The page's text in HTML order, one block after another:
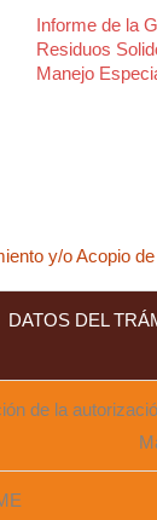
Informe de la
Residuos
Manejo
y/o Acopio
DATOS DEL
de la